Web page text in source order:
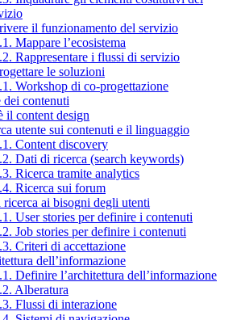
il funzionamento del servizio
Mappare l’ecosistema
Rappresentare i flussi di servizio
le soluzioni
Workshop di co-progettazione
dei contenuti
il content design
utente sui contenuti e il linguaggio
Content discovery
Dati di ricerca (search keywords)
Ricerca tramite analytics
Ricerca sui forum
ai bisogni degli utenti
User stories per definire i contenuti
Job stories per definire i contenuti
Criteri di accettazione
dell’informazione
Definire l’architettura dell’informazione
Alberatura
Flussi di interazione